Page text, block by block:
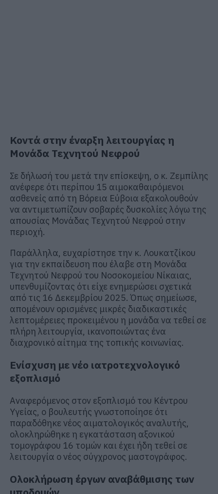
Κοντά στην έναρξη λειτουργίας η
Μονάδα Τεχνητού Νεφρού
Σε δήλωσή του μετά την επίσκεψη, ο κ. Ζεμπίλης
ανέφερε ότι περίπου 15 αιμοκαθαιρόμενοι
ασθενείς από τη Βόρεια Εύβοια εξακολουθούν
να αντιμετωπίζουν σοβαρές δυσκολίες λόγω της
απουσίας Μονάδας Τεχνητού Νεφρού στην
περιοχή.
Παράλληλα, ευχαρίστησε την κ. Λουκατζίκου
για την εκπαίδευση που έλαβε στη Μονάδα
Τεχνητού Νεφρού του Νοσοκομείου Νίκαιας,
υπενθυμίζοντας ότι είχε ενημερώσει σχετικά
από τις 16 Δεκεμβρίου 2025. Όπως σημείωσε,
απομένουν ορισμένες μικρές διαδικαστικές
λεπτομέρειες προκειμένου η μονάδα να τεθεί σε
πλήρη λειτουργία, ικανοποιώντας ένα
διαχρονικό αίτημα της τοπικής κοινωνίας.
Ενίσχυση με νέο ιατροτεχνολογικό
εξοπλισμό
Αναφερόμενος στον εξοπλισμό του Κέντρου
Υγείας, ο βουλευτής γνωστοποίησε ότι
παραδόθηκε νέος αιματολογικός αναλυτής,
ολοκληρώθηκε η εγκατάσταση αξονικού
τομογράφου 16 τομών και έχει ήδη τεθεί σε
λειτουργία ο νέος σύγχρονος μαστογράφος.
Ολοκλήρωση έργων αναβάθμισης των